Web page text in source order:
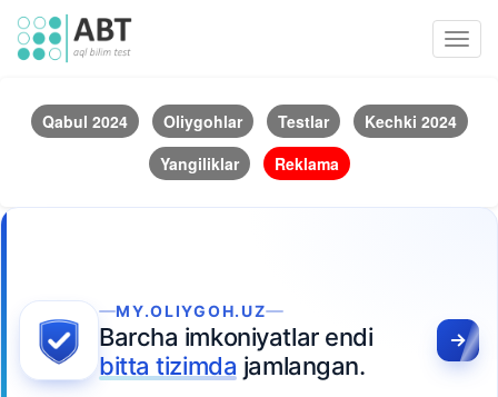
Qabul 2024 Oliygohlar Testlar
Kechki 2024
Yangiliklar
Reklama
MY.OLIYGOH.UZ
Barcha imkoniyatlar endi
bitta tizimda jamlangan.